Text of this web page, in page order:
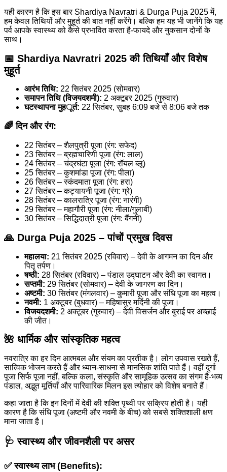
यही कारण है कि इस बार Shardiya Navratri & Durga Puja 2025 में,
हम केवल तिथियों और मुहूर्त की बात नहीं करेंगे। बल्कि हम यह भी जानेंगे कि यह
पर्व आपके स्वास्थ्य को कैसे प्रभावित करता है-फायदे और नुकसान दोनों के
साथ।
📅 Shardiya Navratri 2025 की तिथियाँ और विशेष
मुहूर्त
आरंभ तिथि: 22 सितंबर 2025 (सोमवार)
समापन तिथि (विजयदशमी): 2 अक्टूबर 2025 (गुरुवार)
घटस्थापना मुहूर्त: 22 सितंबर, सुबह 6:09 बजे से 8:06 बजे तक
🌈 दिन और रंग:
22 सितंबर – शैलपुत्री पूजा (रंग: सफेद)
23 सितंबर – ब्रह्मचारिणी पूजा (रंग: लाल)
24 सितंबर – चंद्रघंटा पूजा (रंग: रॉयल ब्लू)
25 सितंबर – कुशमांडा पूजा (रंग: पीला)
26 सितंबर – स्कंदमाता पूजा (रंग: हरा)
27 सितंबर – कट्यायनी पूजा (रंग: ग्रे)
28 सितंबर – कालरात्रि पूजा (रंग: नारंगी)
29 सितंबर – महागौरी पूजा (रंग: नीला/गुलाबी)
30 सितंबर – सिद्धिदात्री पूजा (रंग: बैंगनी)
🙏 Durga Puja 2025 – पांचों प्रमुख दिवस
महालया: 21 सितंबर 2025 (रविवार) – देवी के आगमन का दिन और
पितृ तर्पण।
षष्ठी: 28 सितंबर (रविवार) – पंडाल उद्घाटन और देवी का स्वागत।
सप्तमी: 29 सितंबर (सोमवार) – देवी के जागरण का दिन।
अष्टमी: 30 सितंबर (मंगलवार) – कुमारी पूजा और संधि पूजा का महत्व।
नवमी: 1 अक्टूबर (बुधवार) – महिषासुर मर्दिनी की पूजा।
विजयदशमी: 2 अक्टूबर (गुरुवार) – देवी विसर्जन और बुराई पर अच्छाई
की जीत।
🌺 धार्मिक और सांस्कृतिक महत्व
नवरात्रि का हर दिन आत्मबल और संयम का प्रतीक है। लोग उपवास रखते हैं,
सात्विक भोजन करते हैं और ध्यान-साधना से मानसिक शांति पाते हैं। वहीं दुर्गा
पूजा सिर्फ पूजा नहीं, बल्कि कला, संस्कृति और सामूहिक उत्सव का संगम है-भव्य
पंडाल, अद्भुत मूर्तियाँ और पारिवारिक मिलन इस त्योहार को विशेष बनाते हैं।
कहा जाता है कि इन दिनों में देवी की शक्ति पृथ्वी पर सक्रिय होती है। यही
कारण है कि संधि पूजा (अष्टमी और नवमी के बीच) को सबसे शक्तिशाली क्षण
माना जाता है।
🩺 स्वास्थ्य और जीवनशैली पर असर
✅ स्वास्थ्य लाभ (Benefits):